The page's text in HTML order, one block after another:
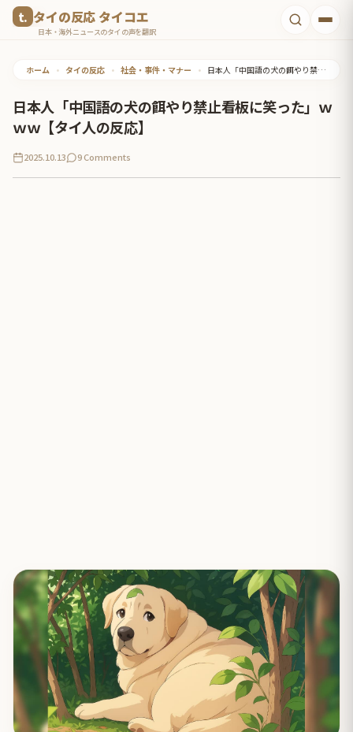
タイの反応 タイコエ
日本・海外ニュースのタイの声を翻訳
ホーム • タイの反応 • 社会・事件・マナー • 日本人「中国語の犬の餌やり禁止看板に笑った」ｗｗｗ【タイ人の反応】
日本人「中国語の犬の餌やり禁止看板に笑った」ｗ
ｗｗ【タイ人の反応】
2025.10.13 9 Comments